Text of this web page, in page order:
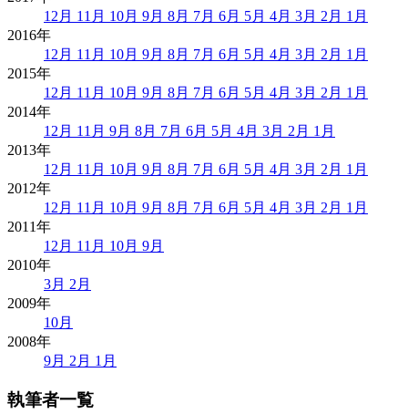
12月 11月 10月 9月 8月 7月 6月 5月 4月 3月 2月 1月
2016年
12月 11月 10月 9月 8月 7月 6月 5月 4月 3月 2月 1月
2015年
12月 11月 10月 9月 8月 7月 6月 5月 4月 3月 2月 1月
2014年
12月 11月 9月 8月 7月 6月 5月 4月 3月 2月 1月
2013年
12月 11月 10月 9月 8月 7月 6月 5月 4月 3月 2月 1月
2012年
12月 11月 10月 9月 8月 7月 6月 5月 4月 3月 2月 1月
2011年
12月 11月 10月 9月
2010年
3月 2月
2009年
10月
2008年
9月 2月 1月
執筆者一覧